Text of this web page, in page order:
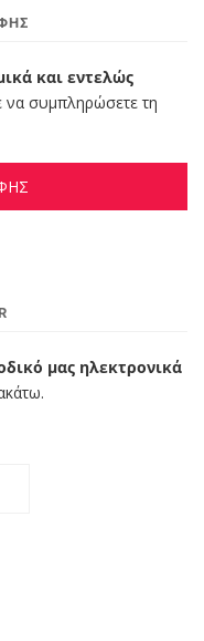
και εντελώς
να συμπληρώσετε τη
μας ηλεκτρονικά